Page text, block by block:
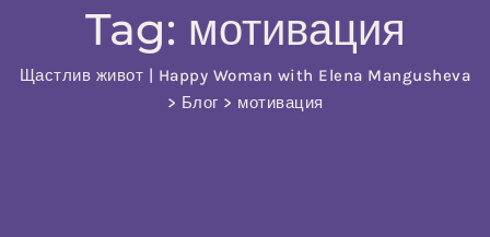
Tag: мотивация
Щастлив живот | Happy Woman with Elena Mangusheva
> Блог > мотивация